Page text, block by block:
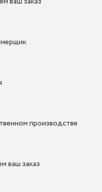
производстве
ваш заказ